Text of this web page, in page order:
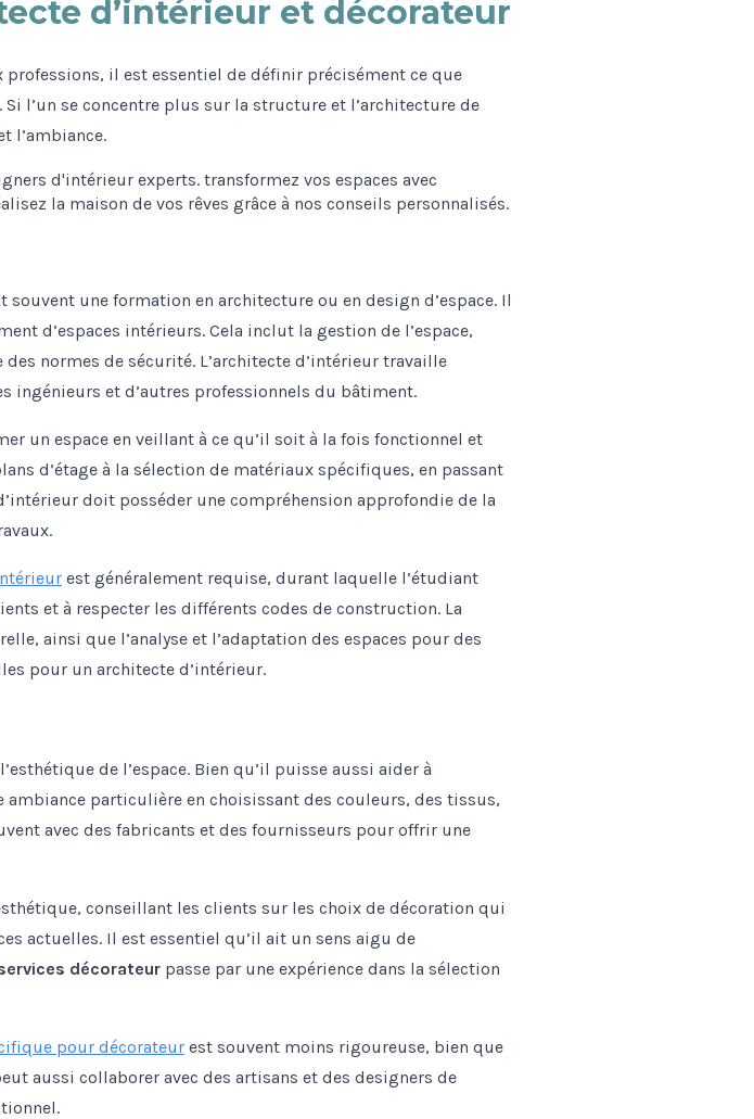
d’intérieur et décorateur
il est essentiel de définir précisément ce que
l’un se concentre plus sur la structure et l’architecture de
l’ambiance.
une formation en architecture ou en design d’espace. Il
d’espaces intérieurs. Cela inclut la gestion de l’espace,
normes de sécurité. L’architecte d’intérieur travaille
ingénieurs et d’autres professionnels du bâtiment.
un espace en veillant à ce qu’il soit à la fois fonctionnel et
d’étage à la sélection de matériaux spécifiques, en passant
doit posséder une compréhension approfondie de la
est généralement requise, durant laquelle l’étudiant
et à respecter les différents codes de construction. La
ainsi que l’analyse et l’adaptation des espaces pour des
pour un architecte d’intérieur.
de l’espace. Bien qu’il puisse aussi aider à
particulière en choisissant des couleurs, des tissus,
avec des fabricants et des fournisseurs pour offrir une
conseillant les clients sur les choix de décoration qui
actuelles. Il est essentiel qu’il ait un sens aigu de
décorateur passe par une expérience dans la sélection
pour décorateur est souvent moins rigoureuse, bien que
aussi collaborer avec des artisans et des designers de